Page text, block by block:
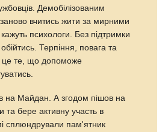
Демобілізованим
вчитись жити за мирними
психологи. Без підтримки
Терпіння, повага та
це те, що допоможе
на Майдан. А згодом пішов на
та бере активну участь в
сплюндрували пам'ятник